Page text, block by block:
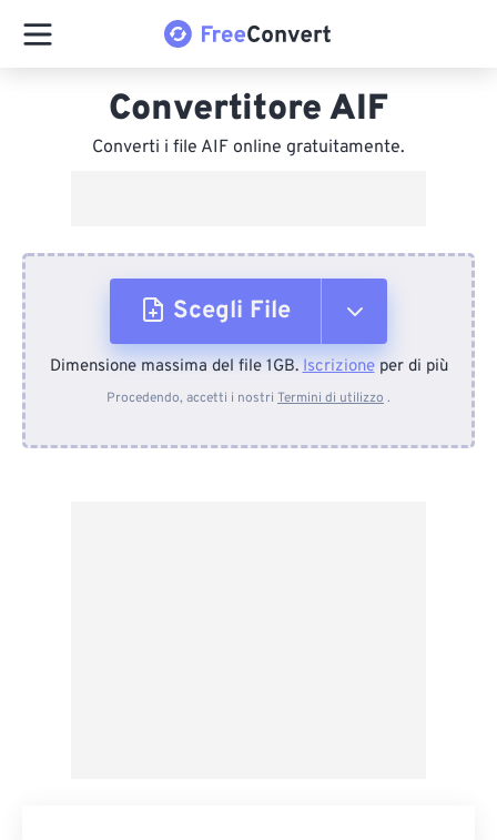
Convertitore AIF
Converti i file AIF online gratuitamente.
Scegli File
Dal dispositivo
Dimensione massima del file 1GB.Iscrizioneper di più
Procedendo, accetti i nostri Termini di utilizzo .